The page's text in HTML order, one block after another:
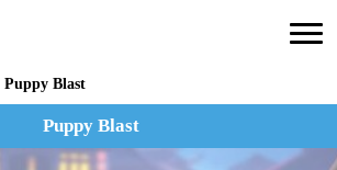
Puppy Blast
Puppy Blast